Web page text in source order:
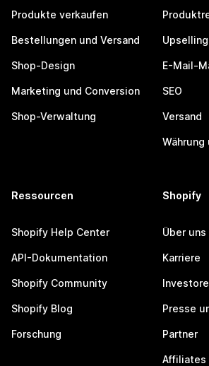
Produkte verkaufen
Bestellungen und Versand
Shop-Design
Marketing und Conversion
Shop-Verwaltung
E-Mail-
SEO
Versand
Ressourcen
Shopify Help Center
API-Dokumentation
Shopify Community
Shopify Blog
Forschung
Shopify
Über uns
Karriere
Presse
Partner
Affiliates